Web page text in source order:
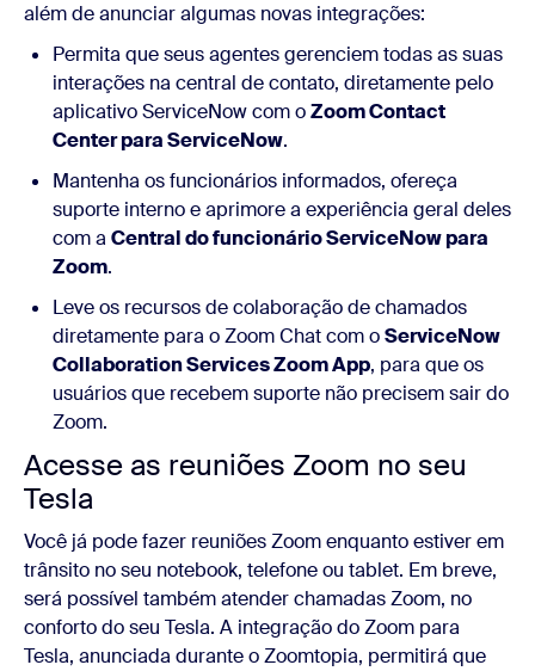
além de anunciar algumas novas integrações:
Permita que seus agentes gerenciem todas as suas
interações na central de contato, diretamente pelo
aplicativo ServiceNow com oZoom Contact
Center para ServiceNow.
Mantenha os funcionários informados, ofereça
suporte interno e aprimore a experiência geral deles
com a Central do funcionário ServiceNow para
Zoom.
Leve os recursos de colaboração de chamados
diretamente para o Zoom Chat com oServiceNow
Collaboration Services Zoom App, para que os
usuários que recebem suporte não precisem sair do
Zoom.
Acesse as reuniões Zoom no seu
Tesla
Você já pode fazer reuniões Zoom enquanto estiver em
trânsito no seu notebook, telefone ou tablet. Em breve,
será possível também atender chamadas Zoom, no
conforto do seu Tesla. A integração do Zoom para
Tesla, anunciada durante o Zoomtopia, permitirá que